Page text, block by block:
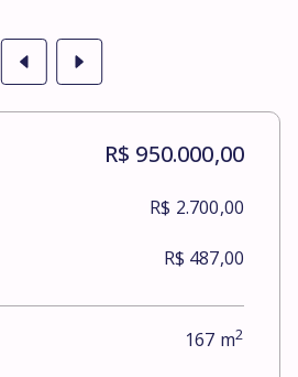
R$ 950.000,00
R$ 2.700,00
R$ 487,00
167 m2